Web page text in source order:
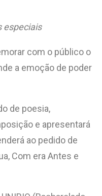
especiais
com o público o
a emoção de poder
de poesia,
e apresentará
ao pedido de
Com era Antes e